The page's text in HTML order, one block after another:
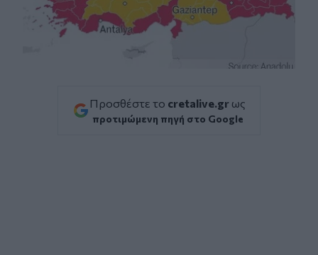
Προσθέστε το cretalive.gr ως
προτιμώμενη πηγή στο Google